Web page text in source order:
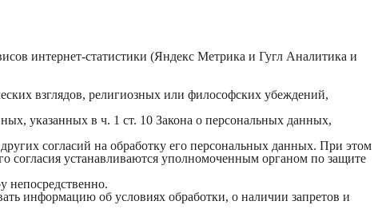
интернет-статистики (Яндекс Метрика и Гугл Аналитика и
взглядов, религиозных или философских убеждений,
указанных в ч. 1 ст. 10 Закона о персональных данных,
согласий на обработку его персональных данных. При этом
согласия устанавливаются уполномоченным органом по защите
непосредственно.
информацию об условиях обработки, о наличии запретов и